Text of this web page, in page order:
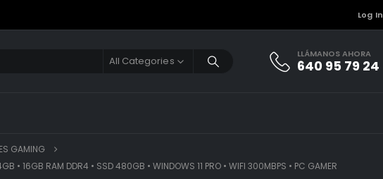
Log In
All Categories
LLÁMANOS AHORA
640 95 79 24
GAMING
• 16GB RAM DDR4 • SSD 480GB • WINDOWS 11 PRO • WIFI 300MBPS • PC GAMER